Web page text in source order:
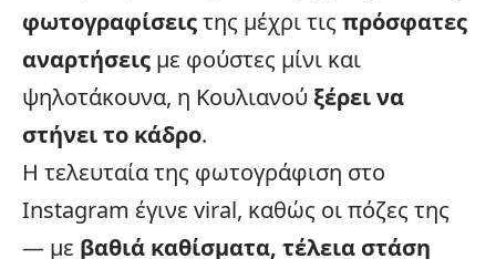
φωτογραφίσειςτης μέχρι τις πρόσφατες
αναρτήσεις με φούστες μίνι και
ψηλοτάκουνα, η Κουλιανού ξέρει να
στήνει το κάδρο.
Η τελευταία της φωτογράφιση στο
Instagram έγινε viral, καθώς οι πόζες της
— με βαθιά καθίσματα, τέλεια στάση